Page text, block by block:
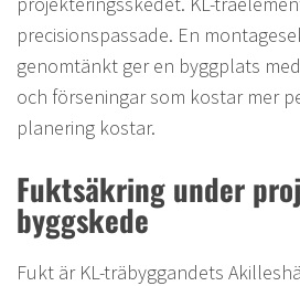
precisionspassade. En
genomtänkt ger en byggplats
och förseningar som kostar mer
planering kostar.
Fuktsäkring under
byggskede
Fukt är KL-träbyggandets